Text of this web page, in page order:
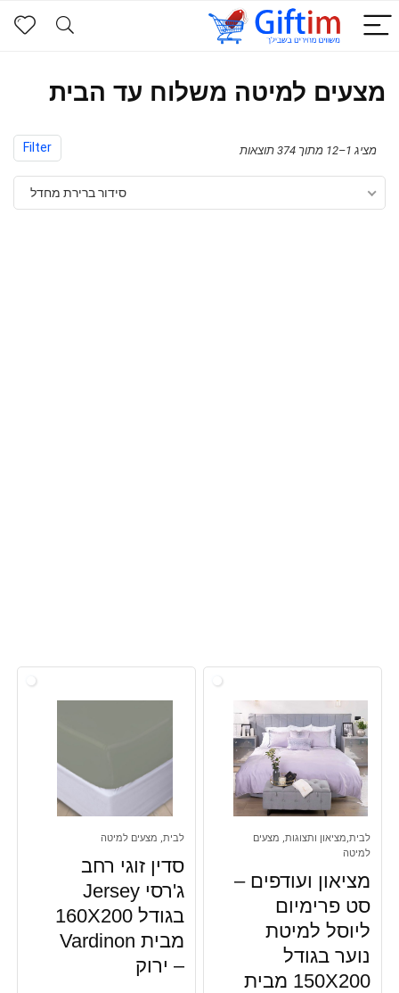
מצעים למיטה משלוח עד הבית
Filter מציג 1–12 מתוך 374 תוצאות
סידור ברירת מחדל
לבית,מציאון ותצוגות, מצעים
למיטה
מציאון ועודפים –
סט פרימיום
ליוסל למיטת
נוער בגודל
150X200 מבית
לבית, מצעים למיטה
סדין זוגי רחב
ג'רסי Jersey
בגודל 160X200
מבית Vardinon
– ירוק